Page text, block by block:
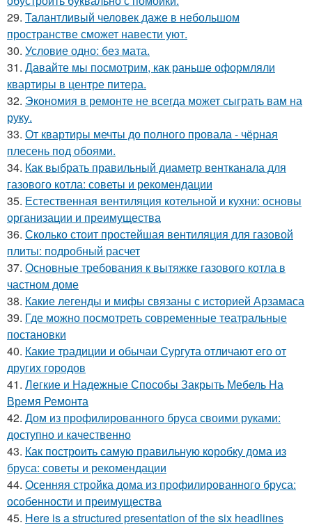
29. Талантливый человек даже в небольшом
пространстве сможет навести уют.
30. Условие одно: без мата.
31. Давайте мы посмотрим, как раньше оформляли
квартиры в центре питера.
32. Экономия в ремонте не всегда может сыграть вам на
руку.
33. От квартиры мечты до полного провала - чёрная
плесень под обоями.
34. Как выбрать правильный диаметр вентканала для
газового котла: советы и рекомендации
35. Естественная вентиляция котельной и кухни: основы
организации и преимущества
36. Сколько стоит простейшая вентиляция для газовой
плиты: подробный расчет
37. Основные требования к вытяжке газового котла в
частном доме
38. Какие легенды и мифы связаны с историей Арзамаса
39. Где можно посмотреть современные театральные
постановки
40. Какие традиции и обычаи Сургута отличают его от
других городов
41. Легкие и Надежные Способы Закрыть Мебель На
Время Ремонта
42. Дом из профилированного бруса своими руками:
доступно и качественно
43. Как построить самую правильную коробку дома из
бруса: советы и рекомендации
44. Осенняя стройка дома из профилированного бруса:
особенности и преимущества
45. Here is a structured presentation of the six headlines